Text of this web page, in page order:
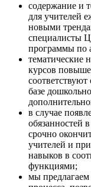
содержание и
для учителей
новыми
специалисты
программы по
тематические
курсов
базе
в случае
обязанностей
срочно
учителей и
навыков в
функциями;
мы предлагаем